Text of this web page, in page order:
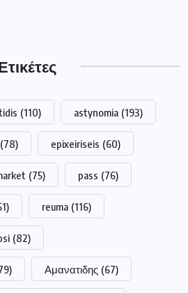
(110) astynomia (193)
(78) epixeiriseis (60)
(75) pass (76)
reuma (116)
(82)
Αμανατιδης (67)